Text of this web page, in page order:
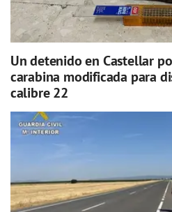
Un detenido en Castellar
carabina modificada para
calibre 22